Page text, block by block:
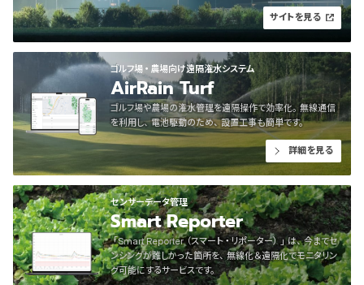
サイトを見る
ゴルフ場・農場向け遠隔潅水システム
AirRain Turf
ゴルフ場や農場の潅水管理を遠隔操作で効率化。無線通信
を利用し、電池駆動のため、設置工事も簡単です。
詳細を見る
センサーデータ管理
Smart Reporter
「Smart Reporter（スマート・リポーター）」は、今までセ
ンシングが難しかった箇所を、無線化＆遠隔化でモニタリン
グ可能にするサービスです。